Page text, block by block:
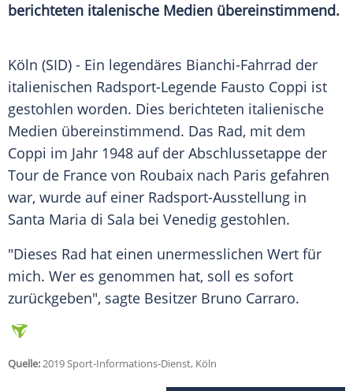
berichteten italenische Medien übereinstimmend.
Köln (SID) - Ein legendäres Bianchi-Fahrrad der
italienischen Radsport-Legende Fausto Coppi ist
gestohlen worden. Dies berichteten italienische
Medien übereinstimmend. Das Rad, mit dem
Coppi im Jahr 1948 auf der Abschlussetappe der
Tour de France von Roubaix nach Paris gefahren
war, wurde auf einer Radsport-Ausstellung in
Santa Maria di Sala bei Venedig gestohlen.
"Dieses Rad hat einen unermesslichen Wert für
mich. Wer es genommen hat, soll es sofort
zurückgeben", sagte Besitzer Bruno Carraro.
Quelle:2019 Sport-Informations-Dienst, Köln